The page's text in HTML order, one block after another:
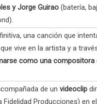
y Jorge Guirao (batería,
una canción que
vive en la artista y a
como una compositora
de un videoclip
Fidelidad Producciones) en